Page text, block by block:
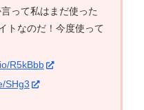
って私はまだ使った
トなのだ！今度使って
R5kBbb
SHg3